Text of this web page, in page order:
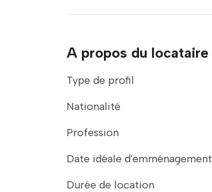
A propos du locataire
Type de profil
Nationalité
Profession
Date idéale d'emménagement
Durée de location